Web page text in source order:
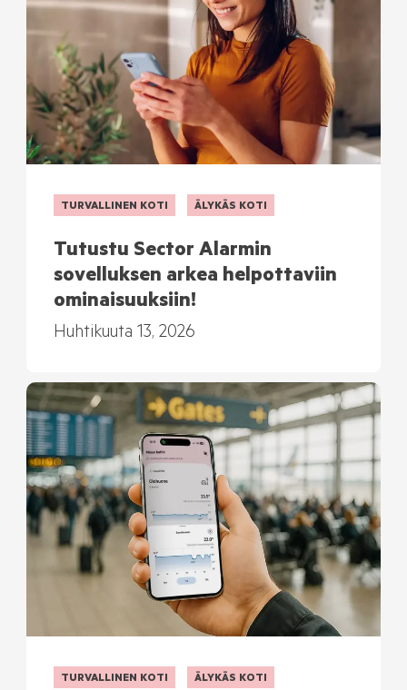
TURVALLINEN KOTI ÄLYKÄS KOTI
Tutustu Sector Alarmin
sovelluksen arkea helpottaviin
ominaisuuksiin!
Huhtikuuta 13, 2026
TURVALLINEN KOTI ÄLYKÄS KOTI